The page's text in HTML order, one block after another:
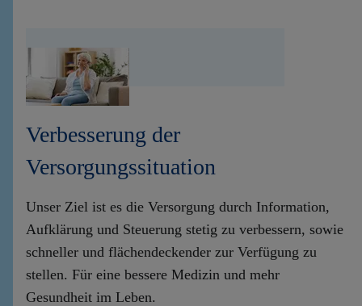
Verbesserung der
Versorgungssituation
Unser Ziel ist es die Versorgung durch Information,
Aufklärung und Steuerung stetig zu verbessern, sowie
schneller und flächendeckender zur Verfügung zu
stellen. Für eine bessere Medizin und mehr
Gesundheit im Leben.